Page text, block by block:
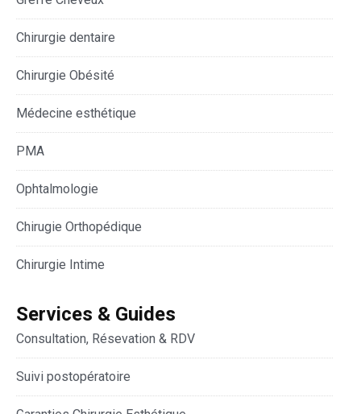
Chirurgie dentaire
Chirurgie Obésité
Médecine esthétique
PMA
Ophtalmologie
Chirugie Orthopédique
Chirurgie Intime
Services & Guides
Consultation, Résevation & RDV
Suivi postopératoire